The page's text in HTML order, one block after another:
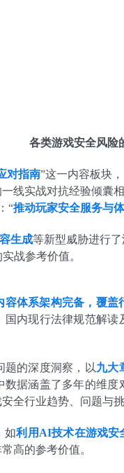
各类游戏安全风险
对指南”这一内容板块
线实战对抗经验倾囊
：“推动玩家安全服务与
生成等新型威胁进行
战参考价值。
容体系架构完备，覆盖
内现行法律规范解
题的深度洞察，以九大
据涵盖了多年的维
全行业趋势、问题与
如利用AI技术在游戏安
高的参考价值。